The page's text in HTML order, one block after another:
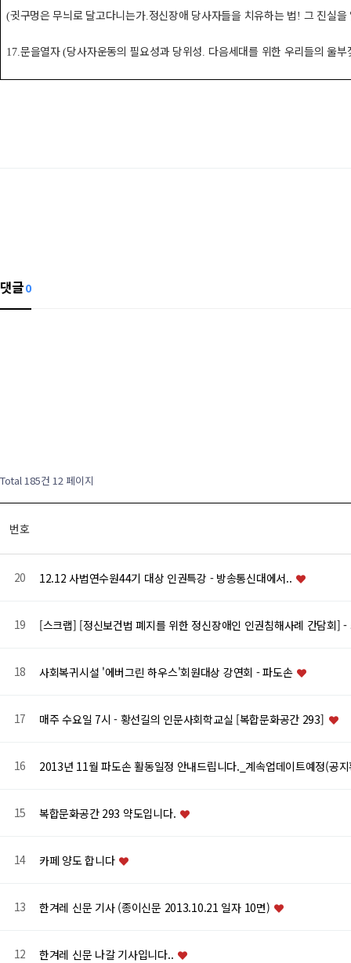
(귓구멍은 무늬로 달고다니는가.정신장애 당사자들을 치유하는 법 ! 그 진실을
17.문을열자(당사자운동의 필요성과 당위성. 다음세대를 위한 우리들의 울부
댓글0
Total 185건 12 페이지
번호
20 12.12 사법연수원44기 대상 인권특강 - 방송통신대에서..
19 [스크랩] [정신보건법 폐지를 위한 정신장애인 인권침해사례 간담회] -
18 사회복귀시설 '에버그린 하우스'회원대상 강연회 - 파도손
17 매주 수요일 7시 - 황선길의 인문사회학교실 [복합문화공간 293]
16 2013년 11월 파도손 활동일정 안내드립니다._계속업데이트예정(공
15 복합문화공간 293 약도입니다.
14 카페 양도 합니다
13 한겨레 신문 기사 (종이신문 2013.10.21 일자 10면)
12 한겨레 신문 나갈 기사입니다..